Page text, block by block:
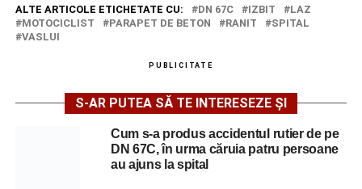
ALTE ARTICOLE ETICHETATE CU: DN 67C IZBIT
LAZ
MOTOCICLIST
PARAPET DE BETON RANIT
SPITAL
VASLUI
PUBLICITATE
S-AR PUTEA SĂ TE INTERESEZE ȘI
Cum s-a produs accidentul rutier de pe
DN 67C, în urma căruia patru persoane
au ajuns la spital